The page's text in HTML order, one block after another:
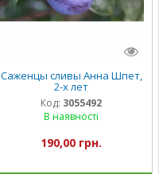
Саженцы сливы Анна Шпет,
2-х лет
Код: 3055492
В наявності
190,00 грн.